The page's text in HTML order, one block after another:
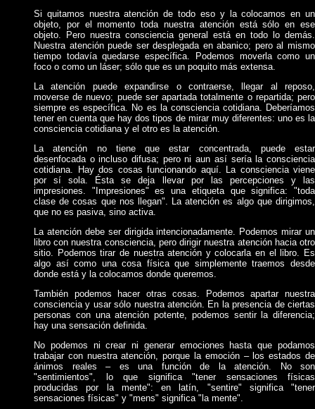
Si quitamos nuestra atención de todo eso y la colocamos en un
objeto, por el momento toda nuestra atención está sólo en ese
objeto. Pero nuestra consciencia general está en todo lo demás.
Nuestra atención puede ser desplegada en abanico; pero al mismo
tiempo todavía quedarse específica. Podemos moverla como un
foco o como un láser; sólo que es un poquito más extensa.
La atención puede expandirse o contraerse, llegar al reposo,
moverse de nuevo; puede ser apartada totalmente o repartida; pero
siempre es específica. No es la consciencia cotidiana. Deberíamos
tener en cuenta que hay dos tipos de mirar muy diferentes: uno es la
consciencia cotidiana y el otro es la atención.
La atención no tiene que estar concentrada, puede estar
desenfocada o incluso difusa; pero ni aun así sería la consciencia
cotidiana. Hay dos cosas funcionando aquí. La consciencia viene
por sí sola. Ésta se deja llevar por las percepciones y las
impresiones. "Impresiones" es una etiqueta que significa: "toda
clase de cosas que nos llegan". La atención es algo que dirigimos,
que no es pasiva, sino activa.
La atención debe ser dirigida intencionadamente. Podemos mirar un
libro con nuestra consciencia, pero dirigir nuestra atención hacia otro
sitio. Podemos tirar de nuestra atención y colocarla en el libro. Es
algo así como una cosa física que simplemente traemos desde
donde está y la colocamos donde queremos.
También podemos hacer otras cosas. Podemos apartar nuestra
consciencia y usar sólo nuestra atención. En la presencia de ciertas
personas con una atención potente, podemos sentir la diferencia;
hay una sensación definida.
No podemos ni crear ni generar emociones hasta que podamos
trabajar con nuestra atención, porque la emoción – los estados de
ánimos reales – es una función de la atención. No son
"sentimientos", lo que significa "tener sensaciones físicas
producidas por la mente": en latín, "sentire" significa "tener
sensaciones físicas" y "mens" significa "la mente".